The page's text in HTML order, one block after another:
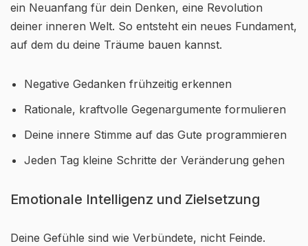
ein Neuanfang für dein Denken, eine Revolution
deiner inneren Welt. So entsteht ein neues Fundament,
auf dem du deine Träume bauen kannst.
Negative Gedanken frühzeitig erkennen
Rationale, kraftvolle Gegenargumente formulieren
Deine innere Stimme auf das Gute programmieren
Jeden Tag kleine Schritte der Veränderung gehen
Emotionale Intelligenz und Zielsetzung
Deine Gefühle sind wie Verbündete, nicht Feinde.